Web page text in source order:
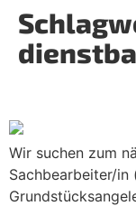
Wir suchen zum
Sachbearbeiter/